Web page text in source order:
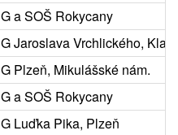
G a SOŠ Rokycany
G Jaroslava Vrchlického,
G Plzeň, Mikulášské nám.
G a SOŠ Rokycany
G Luďka Pika, Plzeň